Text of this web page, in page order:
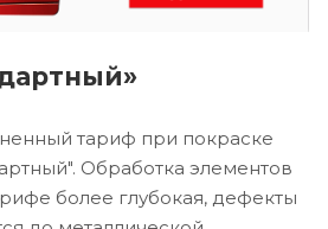
тариф при покраске
Обработка элементов
более глубокая, дефекты